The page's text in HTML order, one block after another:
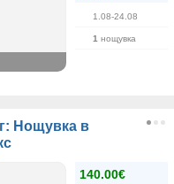
1.08-24.08
1 нощувка
Нощувка в
140.00€